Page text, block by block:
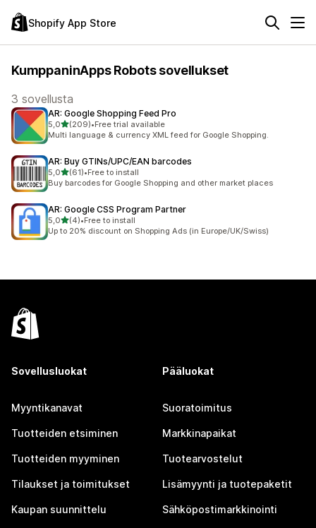
Shopify App Store
KumppaninApps Robots sovellukset
3 sovellusta
AR: Google Shopping Feed Pro
5,0/ 5 tähteä
(209)
209 arvostelua yhteensä
•Free trial available
Multi language & currency XML feed for Google Shopping.
AR: Buy GTINs/UPC/EAN barcodes
5,0/ 5 tähteä
(61)
61 arvostelua yhteensä
•Free to install
Buy barcodes for Google Shopping and other market places
AR: Google CSS Program Partner
5,0/ 5 tähteä
(4)
4 arvostelua yhteensä
•Free to install
Up to 20% discount on Shopping Ads (in Europe/UK/Swiss)
Sovellusluokat
Myyntikanavat
Tuotteiden etsiminen
Tuotteiden myyminen
Tilaukset ja toimitukset
Kaupan suunnittelu
Pääluokat
Suoratoimitus
Markkinapaikat
Tuotearvostelut
Lisämyynti ja tuotepaketit
Sähköpostimarkkinointi